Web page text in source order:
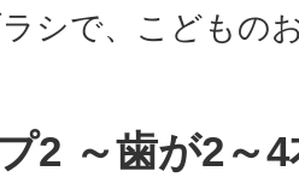
シで、こどもの
2 ～歯が2～